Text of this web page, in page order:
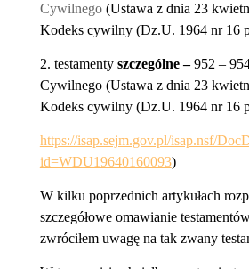
Cywilnego (Ustawa z dnia 23
Kodeks cywilny (Dz.U. 1964 nr 16
2. testamenty szczególne –952 –
Cywilnego (Ustawa z dnia 23
Kodeks cywilny (Dz.U. 1964 nr 16
https://isap.sejm.gov.pl/isap.nsf/
id=WDU19640160093)
W kilku poprzednich artykułach
szczegółowe omawianie
zwróciłem uwagę na tak zwany